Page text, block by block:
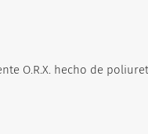
O.R.X. hecho de